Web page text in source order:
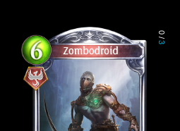
0
/
3